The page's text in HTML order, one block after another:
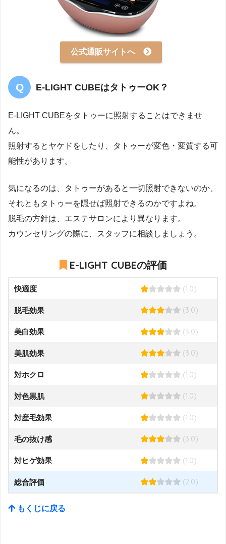
公式通販サイトへ
E-LIGHT CUBEはタトゥーOK？
E-LIGHT CUBEをタトゥーに照射することはできませ
ん。
照射するとヤケドをしたり、タトゥーが変色・変質する可
能性があります。
気になるのは、タトゥーがあると一切照射できないのか、
それともタトゥーを隠せば照射できるのかですよね。
脱毛の方針は、エステサロンにより異なります。
カウンセリングの際に、スタッフに相談しましょう。
E-LIGHT CUBEの評価
快適度 (1.0)
脱毛効果 (3.0)
美白効果 (3.0)
美肌効果 (3.0)
対ホクロ (1.0)
対色黒肌 (1.0)
対産毛効果 (1.0)
毛の抜け感 (3.0)
対ヒゲ効果 (1.0)
総合評価 (2.0)
もくじに戻る